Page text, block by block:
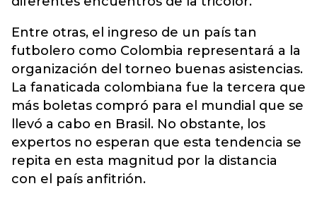
Entre otras, el ingreso de un país tan
futbolero como Colombia representará a la
organización del torneo buenas asistencias.
La fanaticada colombiana fue la tercera que
más boletas compró para el mundial que se
llevó a cabo en Brasil. No obstante, los
expertos no esperan que esta tendencia se
repita en esta magnitud por la distancia
con el país anfitrión.